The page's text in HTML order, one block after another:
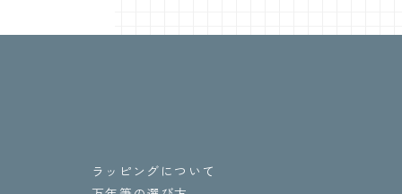
ラッピングについて